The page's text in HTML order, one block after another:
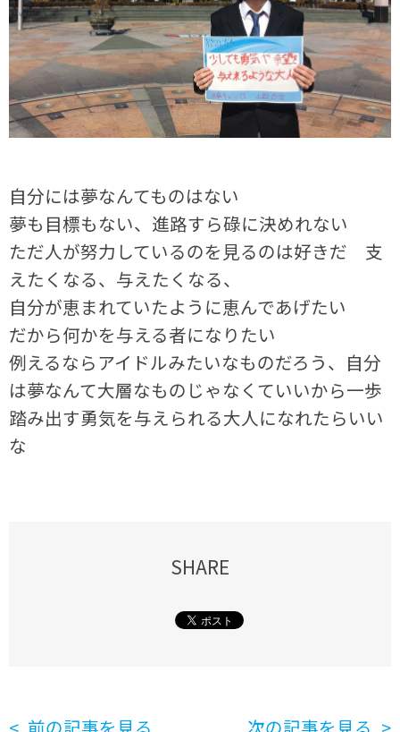
自分には夢なんてものはない
夢も目標もない、進路すら碌に決めれない
ただ人が努力しているのを見るのは好きだ 支
えたくなる、与えたくなる、
自分が恵まれていたように恵んであげたい
だから何かを与える者になりたい
例えるならアイドルみたいなものだろう、自分
は夢なんて大層なものじゃなくていいから一歩
踏み出す勇気を与えられる大人になれたらいい
な
SHARE